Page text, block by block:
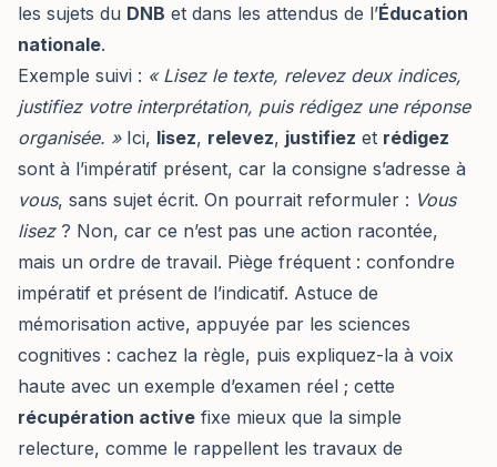
les sujets du DNB et dans les attendus de l’Éducation
nationale.
Exemple suivi : « Lisez le texte, relevez deux indices,
justifiez votre interprétation, puis rédigez une réponse
organisée. »Ici, lisez, relevez, justifiez et rédigez
sont à l’impératif présent, car la consigne s’adresse à
vous, sans sujet écrit. On pourrait reformuler : Vous
lisez? Non, car ce n’est pas une action racontée,
mais un ordre de travail. Piège fréquent : confondre
impératif et présent de l’indicatif. Astuce de
mémorisation active, appuyée par les sciences
cognitives : cachez la règle, puis expliquez-la à voix
haute avec un exemple d’examen réel ; cette
récupération active fixe mieux que la simple
relecture, comme le rappellent les travaux de